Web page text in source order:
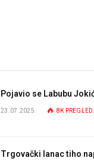
Pojavio se Labubu
23.07.2025. 8K
Trgovački lanac tiho